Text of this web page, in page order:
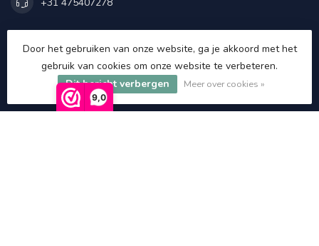
9,0
+31 475407278
info@asatgroothandel.nl
Door het gebruiken van onze website, ga je akkoord met het
gebruik van cookies om onze website te verbeteren.
Dit bericht verbergen
Meer over cookies »